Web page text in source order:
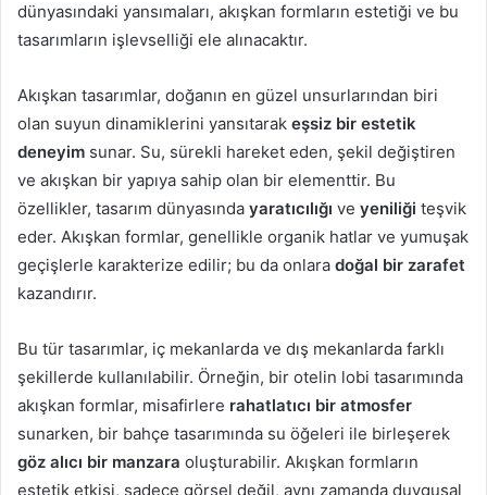
dünyasındaki yansımaları, akışkan formların estetiği ve bu
tasarımların işlevselliği ele alınacaktır.
Akışkan tasarımlar, doğanın en güzel unsurlarından biri
olan suyun dinamiklerini yansıtarak eşsiz bir estetik
deneyim sunar. Su, sürekli hareket eden, şekil değiştiren
ve akışkan bir yapıya sahip olan bir elementtir. Bu
özellikler, tasarım dünyasında yaratıcılığı ve yeniliği teşvik
eder. Akışkan formlar, genellikle organik hatlar ve yumuşak
geçişlerle karakterize edilir; bu da onlara doğal bir zarafet
kazandırır.
Bu tür tasarımlar, iç mekanlarda ve dış mekanlarda farklı
şekillerde kullanılabilir. Örneğin, bir otelin lobi tasarımında
akışkan formlar, misafirlere rahatlatıcı bir atmosfer
sunarken, bir bahçe tasarımında su öğeleri ile birleşerek
göz alıcı bir manzara oluşturabilir. Akışkan formların
estetik etkisi, sadece görsel değil, aynı zamanda duygusal